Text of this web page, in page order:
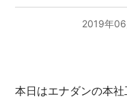
2019年
本日はエナダンの本社